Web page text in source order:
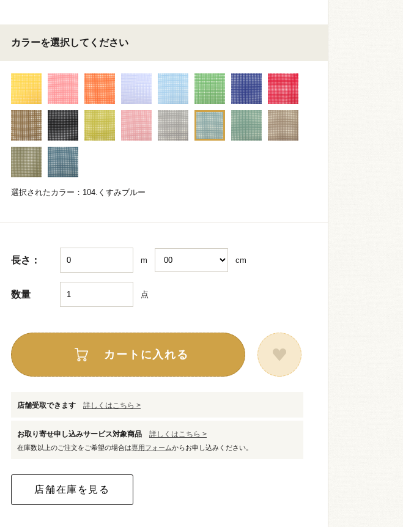
カラーを選択してください
選択されたカラー：104.くすみブルー
長さ： m cm
数量 点
カートに入れる
店舗受取できます 詳しくはこちら >
お取り寄せ申し込みサービス対象商品 詳しくはこちら >
在庫数以上のご注文をご希望の場合は専用フォームからお申し込みください。